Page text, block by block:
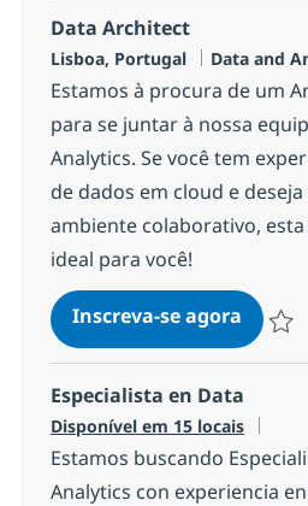
Data Architect
Localização
Lisboa, Portugal Categoria
Data and
Estamos à procura de um
para se juntar à nossa
Analytics. Se você tem
de dados em cloud e
ambiente colaborativo,
ideal para você!
Inscreva-se agoraData
Especialista en Data
Disponível em 15 locais
Estamos buscando
Analytics con experiencia